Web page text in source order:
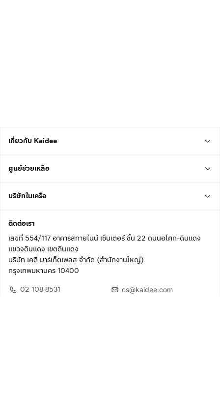
เกี่ยวกับ Kaidee
ศูนย์ช่วยเหลือ
บริษัทในเครือ
ติดต่อเรา
เลขที่ 554/117 อาคารสกายไนน์ เซ็นเตอร์ ชั้น 22 ถนนอโศก-ดินแดง
แขวงดินแดง เขตดินแดง
บริษัท เคดี มาร์เก็ตเพลส จำกัด (สำนักงานใหญ่)
กรุงเทพมหานคร 10400
02 108 8531
cs@kaidee.com